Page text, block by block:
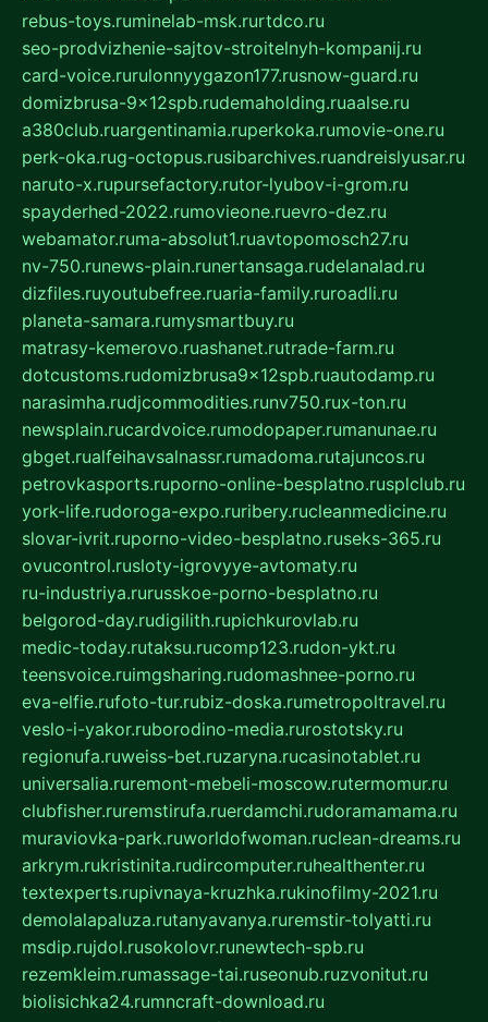
rebus-toys.ruminelab-msk.rurtdco.ru
seo-prodvizhenie-sajtov-stroitelnyh-kompanij.ru
card-voice.rurulonnyygazon177.rusnow-guard.ru
domizbrusa-9x12spb.rudemaholding.ruaalse.ru
a380club.ruargentinamia.ruperkoka.rumovie-one.ru
perk-oka.rug-octopus.rusibarchives.ruandreislyusar.ru
naruto-x.rupursefactory.rutor-lyubov-i-grom.ru
spayderhed-2022.rumovieone.ruevro-dez.ru
webamator.ruma-absolut1.ruavtopomosch27.ru
nv-750.runews-plain.runertansaga.rudelanalad.ru
dizfiles.ruyoutubefree.ruaria-family.ruroadli.ru
planeta-samara.rumysmartbuy.ru
matrasy-kemerovo.ruashanet.rutrade-farm.ru
dotcustoms.rudomizbrusa9x12spb.ruautodamp.ru
narasimha.rudjcommodities.runv750.rux-ton.ru
newsplain.rucardvoice.rumodopaper.rumanunae.ru
gbget.rualfeihavsalnassr.rumadoma.rutajuncos.ru
petrovkasports.ruporno-online-besplatno.rusplclub.ru
york-life.rudoroga-expo.ruribery.rucleanmedicine.ru
slovar-ivrit.ruporno-video-besplatno.ruseks-365.ru
ovucontrol.rusloty-igrovyye-avtomaty.ru
ru-industriya.rurusskoe-porno-besplatno.ru
belgorod-day.rudigilith.rupichkurovlab.ru
medic-today.rutaksu.rucomp123.rudon-ykt.ru
teensvoice.ruimgsharing.rudomashnee-porno.ru
eva-elfie.rufoto-tur.rubiz-doska.rumetropoltravel.ru
veslo-i-yakor.ruborodino-media.rurostotsky.ru
regionufa.ruweiss-bet.ruzaryna.rucasinotablet.ru
universalia.ruremont-mebeli-moscow.rutermomur.ru
clubfisher.ruremstirufa.ruerdamchi.rudoramamama.ru
muraviovka-park.ruworldofwoman.ruclean-dreams.ru
arkrym.rukristinita.rudircomputer.ruhealthenter.ru
textexperts.rupivnaya-kruzhka.rukinofilmy-2021.ru
demolalapaluza.rutanyavanya.ruremstir-tolyatti.ru
msdip.rujdol.rusokolovr.runewtech-spb.ru
rezemkleim.rumassage-tai.ruseonub.ruzvonitut.ru
biolisichka24.rumncraft-download.ru